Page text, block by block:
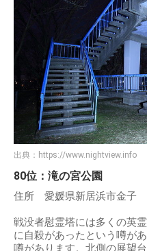
出典： https://www.nightview.info
80位：滝の宮公園
住所 愛媛県新居浜市金子
戦没者慰霊塔には多くの英
に自殺があったという噂が
噂があります。北側の展望